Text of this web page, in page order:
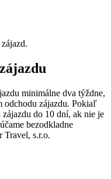
minimálne dva týždne,
odchodu zájazdu. Pokiaľ
do 10 dní, ak nie je
bezodkladne
Travel, s.r.o.